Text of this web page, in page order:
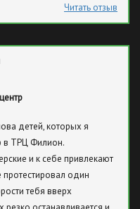
Читать отзыв
детей, которых я
в ТРЦ Филион.
и к себе привлекают
протестировал один
тебя вверх